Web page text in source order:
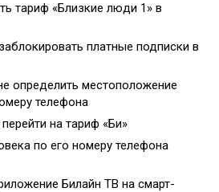
тариф «Близкие люди 1» в
платные подписки в
определить местоположение
телефона
на тариф «Би»
по его номеру телефона
Билайн ТВ на смарт-